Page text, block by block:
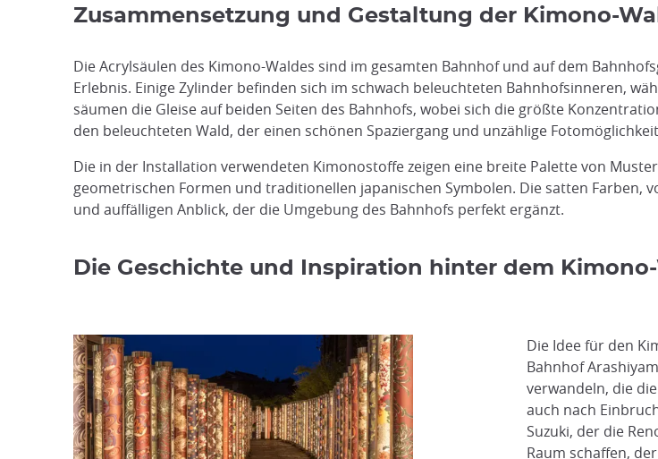
Zusammensetzung und Gestaltung der Kimono-
Die Acrylsäulen des Kimono-Waldes sind im gesamten Bahnhof und auf dem
Erlebnis. Einige Zylinder befinden sich im schwach beleuchteten Bahnhofsinneren,
säumen die Gleise auf beiden Seiten des Bahnhofs, wobei sich die größte
den beleuchteten Wald, der einen schönen Spaziergang und unzählige
Die in der Installation verwendeten Kimonostoffe zeigen eine breite Palette von
geometrischen Formen und traditionellen japanischen Symbolen. Die satten Farben,
und auffälligen Anblick, der die Umgebung des Bahnhofs perfekt ergänzt.
Die Geschichte und Inspiration hinter dem Kimono-
Die Idee für den
Bahnhof
verwandeln, die
auch nach
Suzuki, der die
Raum schaffen,